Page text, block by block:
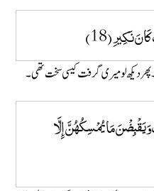
نَكِيرِ (18)
دیکھ لو میری گرفت کیسی سخت تھی۔
وَيَقْبِضْنَ مَا يُمْسِكُهُنَّ إِلَّا